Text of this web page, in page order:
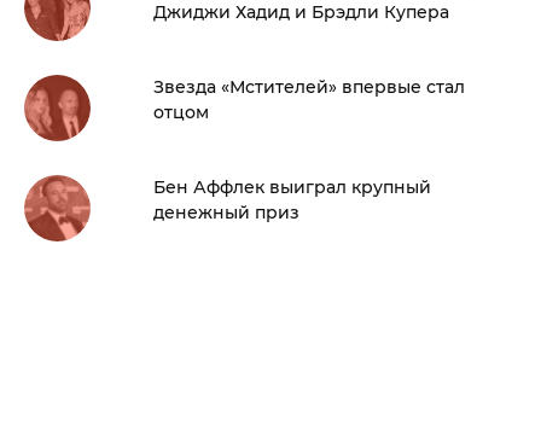
Джиджи Хадид и Брэдли Купера
Звезда «Мстителей» впервые стал
отцом
Бен Аффлек выиграл крупный
денежный приз